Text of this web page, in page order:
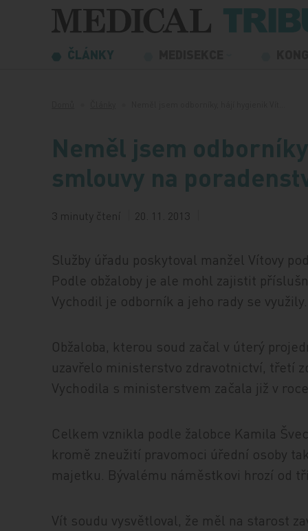
Přeskočit na obsah
ČLÁNKY
Neměl jsem
smlouvy na
3 minuty čtení 20. 11. 2013
Služby úřadu poskytoval manžel Vítovy
Podle obžaloby je ale mohl zajistit
Vychodil je odborník a jeho rady se využily.
Obžaloba, kterou soud začal v úterý
uzavřelo ministerstvo zdravotnictví, třetí
Vychodila s ministerstvem začala již v roce
Celkem vznikla podle žalobce Kamila
kromě zneužití pravomoci úřední osoby
majetku. Bývalému náměstkovi hrozí od
Vít soudu vysvětloval, že měl na starost